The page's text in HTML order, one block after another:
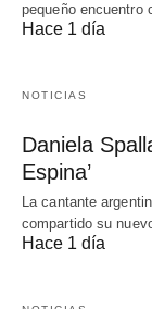
pequeño
Hace 1 día
NOTICIAS
Daniela
Espina’
La cantante
compartido su
Hace 1 día